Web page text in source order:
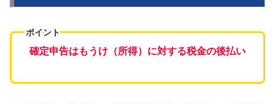
ポイント
確定申告はもうけ（所得）に対する税金の後払い